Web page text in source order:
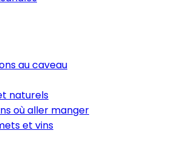
au caveau
naturels
où aller manger
et vins